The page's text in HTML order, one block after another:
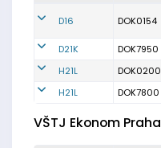
D16 DOK0154
D21K DOK7950
H21L
DOK0200
H21L
DOK7800
VŠTJ Ekonom Praha